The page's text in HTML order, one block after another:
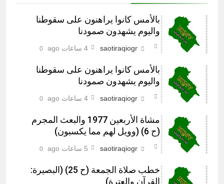
بالأمس كانوا يراهنون على سقوطنا
واليوم يشهدون صمودنا
saotiraqiogr 4 ساعات ago 0
بالأمس كانوا يراهنون على سقوطنا
واليوم يشهدون صمودنا
saotiraqiogr 4 ساعات ago 0
مشاة الأربعين 1977 والبعث المجرم
(ح 6) (وويل لهم مما يكسبون)
saotiraqiogr 5 ساعات ago 0
خطب صلاة الجمعة (ح 25) (البصيرة:
القرآن والعترة)